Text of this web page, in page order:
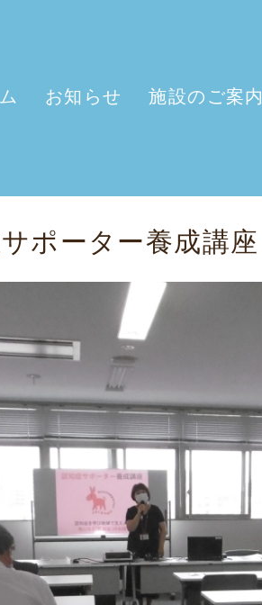
お知らせ 施設のご案内
ポーター養成講座